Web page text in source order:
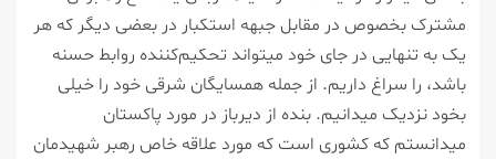
مشترک بخصوص در مقابل جبهه استکبار در بعضی دیگر که هر
یک به تنهایی در جای خود میتواند تحکیم‌کننده روابط حسنه
باشد، را سراغ داریم. از جمله همسایگان شرقی خود را خیلی
بخود نزدیک میدانیم. بنده از دیرباز در مورد پاکستان
میدانستم که کشوری است که مورد علاقه خاص رهبر شهیدمان